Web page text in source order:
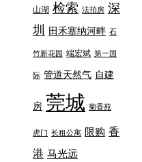
山湖 检索 法拍房 深
圳
田禾塞纳河畔 石
竹新花园 端宏斌 第一国
际 管道天然气 自建
房 莞城 菊香苑
虎门 长租公寓 限购 香
港 马光远